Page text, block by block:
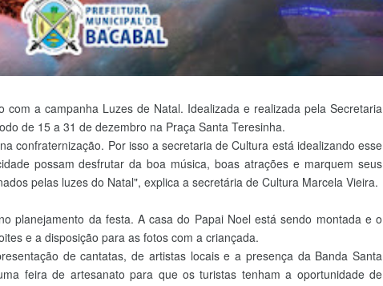
com a campanha Luzes de Natal. Idealizada e realizada pela Secretaria
de 15 a 31 de dezembro na Praça Santa Teresinha.
confraternização. Por isso a secretaria de Cultura está idealizando esse
possam desfrutar da boa música, boas atrações e marquem seus
pelas luzes do Natal", explica a secretária de Cultura Marcela Vieira.
planejamento da festa. A casa do Papai Noel está sendo montada e o
e a disposição para as fotos com a criançada.
de cantatas, de artistas locais e a presença da Banda Santa
feira de artesanato para que os turistas tenham a oportunidade de